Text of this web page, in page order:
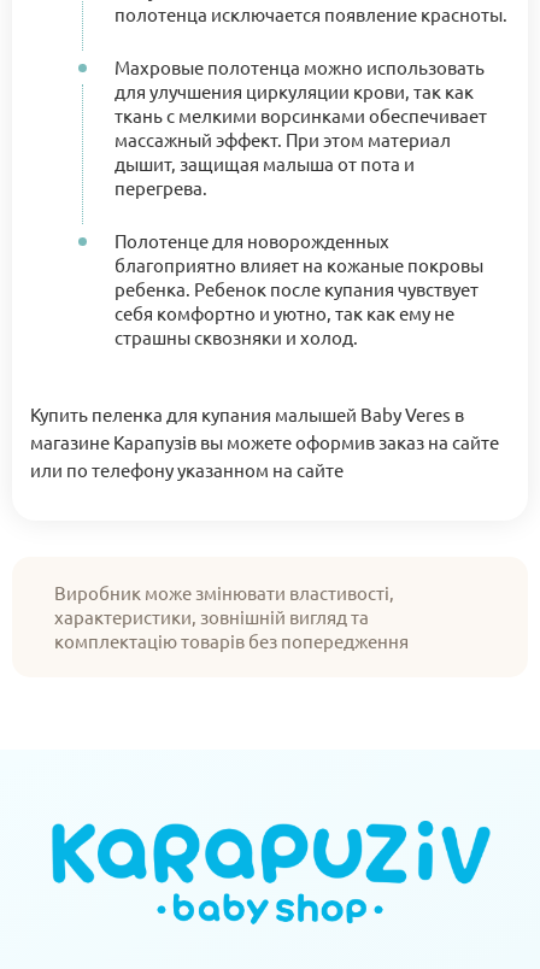
полотенца исключается появление красноты.
Махровые полотенца можно использовать
для улучшения циркуляции крови, так как
ткань с мелкими ворсинками обеспечивает
массажный эффект. При этом материал
дышит, защищая малыша от пота и
перегрева.
Полотенце для новорожденных
благоприятно влияет на кожаные покровы
ребенка. Ребенок после купания чувствует
себя комфортно и уютно, так как ему не
страшны сквозняки и холод.
Купить пеленка для купания малышей Baby Veres в
магазине Карапузів вы можете оформив заказ на сайте
или по телефону указанном на сайте
Виробник може змінювати властивості,
характеристики, зовнішній вигляд та
комплектацію товарів без попередження